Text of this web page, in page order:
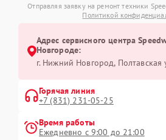
Отправляя заявку на ремонт техники
Политикой
Адрес сервисного центра
Новгороде:
г. Нижний Новгород, Полтавская
Горячая линия
+7 (831) 231-05-25
Время работы
Ежедневно с 9:00 до 21:00